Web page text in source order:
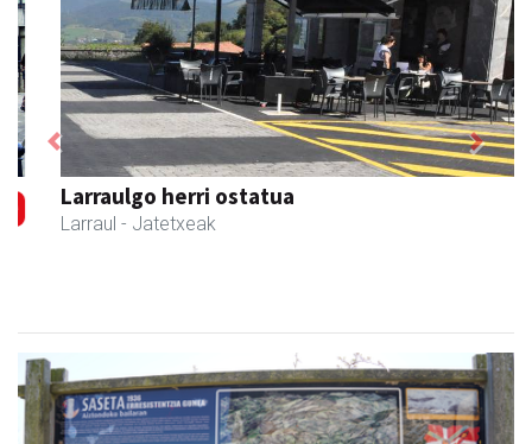
Larraulgo herri ostatua
Larraul - Jatetxeak
Previous Next